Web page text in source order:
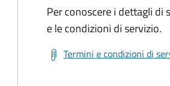
Per conoscere i dettagli
e le condizioni di servizio.
Termini e condizioni di